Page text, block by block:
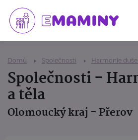
Domů Společnosti Harmonie duše
Společnosti -
a těla
Olomoucký kraj - Přerov